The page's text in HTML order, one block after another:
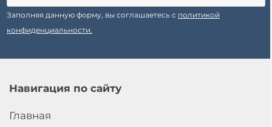
Заполняя данную форму, вы соглашаетесь с политикой
конфиденциальности.
Навигация по сайту
Главная